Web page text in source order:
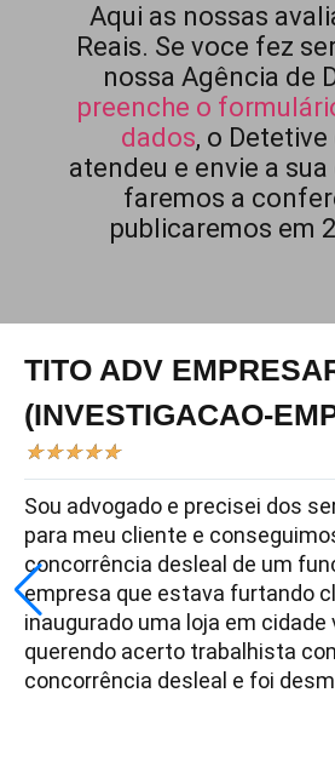
Aqui as nossas
Reais. Se voce fez
nossa Agência de
preenche o
dados, o Detetive
atendeu e envie a
faremos a
publicaremos em
TITO ADV
(INVESTIGACAO-
★★★★★
Sou advogado e precisei dos
para meu cliente e
concorrência desleal de um
empresa que estava furtando
inaugurado uma loja em cidade
querendo acerto trabalhista
concorrência desleal e foi